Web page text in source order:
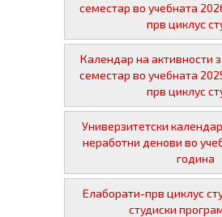
семестар во учебната
прв циклус
Календар на активности
семестар во учебната
прв циклус
Универзитетски
неработни денови во
година
Елаборати-прв циклус
студиски